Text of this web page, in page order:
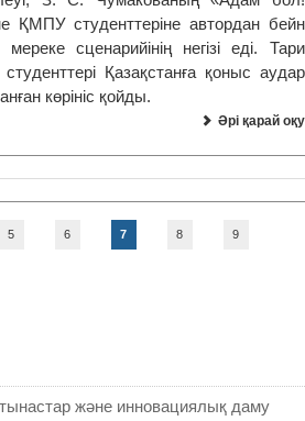
ҚМПУ студенттеріне автордан
сценарийінің негізі еді.
Қазақстанға қоныс
көрініс қойды.
Әрі қарай оқу
5 6 7 8 9
және инновациялық даму